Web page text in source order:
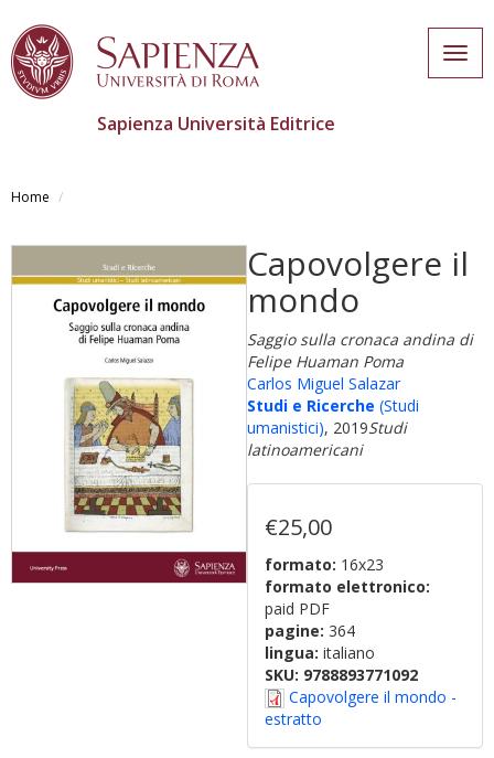
main
Sapienza Università Editrice
Home
Capovolgere il
mondo
Saggio sulla cronaca andina di
Felipe Huaman Poma
Carlos Miguel Salazar
Studi e Ricerche (Studi
umanistici), 2019Studi
latinoamericani
€25,00
formato: 16x23
formato elettronico:
paid PDF
pagine: 364
lingua: italiano
SKU: 9788893771092
Capovolgere il mondo -
estratto